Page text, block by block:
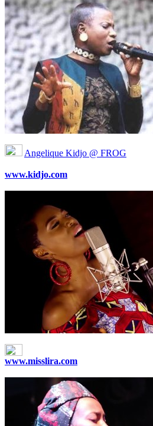
Angelique Kidjo @ FROG
www.kidjo.com
www.misslira.com